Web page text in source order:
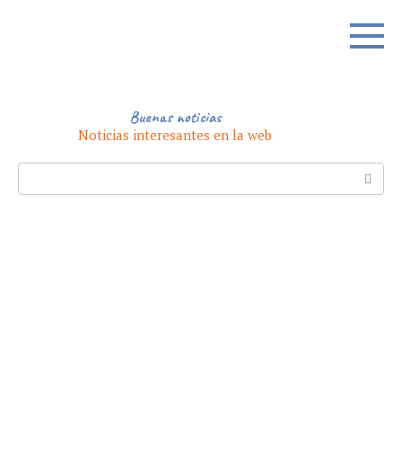
Buenas noticias
Noticias interesantes en la web